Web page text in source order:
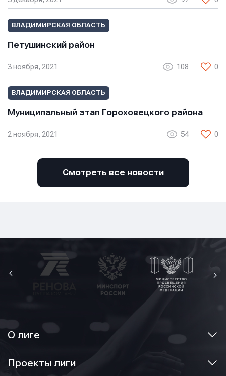
ВЛАДИМИРСКАЯ ОБЛАСТЬ
Петушинский район
3 ноября, 2021 108 0
ВЛАДИМИРСКАЯ ОБЛАСТЬ
Муниципальный этап Гороховецкого района
2 ноября, 2021 54 0
Смотреть все новости
О лиге
Проекты лиги
условиями обработки персональных данных
условиями обработки персональных данных
Нажимая кнопку “Отправить”, вы соглашаетесь с